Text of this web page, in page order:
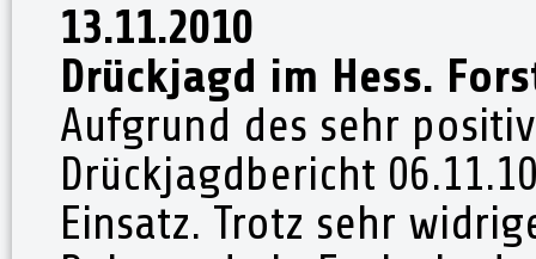
13.11.2010
Drückjagd im Hess.
Aufgrund des sehr
Drückjagdbericht
Einsatz. Trotz sehr